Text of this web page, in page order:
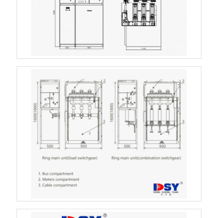
محصولات